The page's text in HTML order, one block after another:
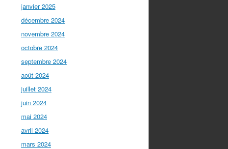
janvier 2025
décembre 2024
novembre 2024
octobre 2024
septembre 2024
août 2024
juillet 2024
juin 2024
mai 2024
avril 2024
mars 2024